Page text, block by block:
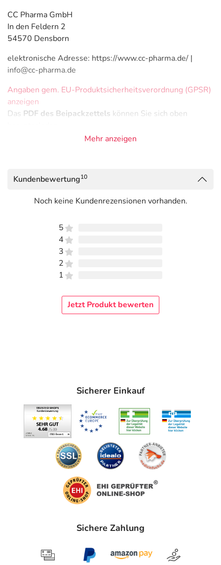
CC Pharma GmbH
In den Feldern 2
54570 Densborn
elektronische Adresse: https://www.cc-pharma.de/ |
info@cc-pharma.de
Angaben gem. EU-Produktsicherheitsverordnung (GPSR)
anzeigen
Das PDF des Beipackzettels können Sie sich oben
Mehr anzeigen
Kundenbewertung10
Noch keine Kundenrezensionen vorhanden.
5
4
3
2
1
Jetzt Produkt bewerten
Sicherer Einkauf
Sichere Zahlung